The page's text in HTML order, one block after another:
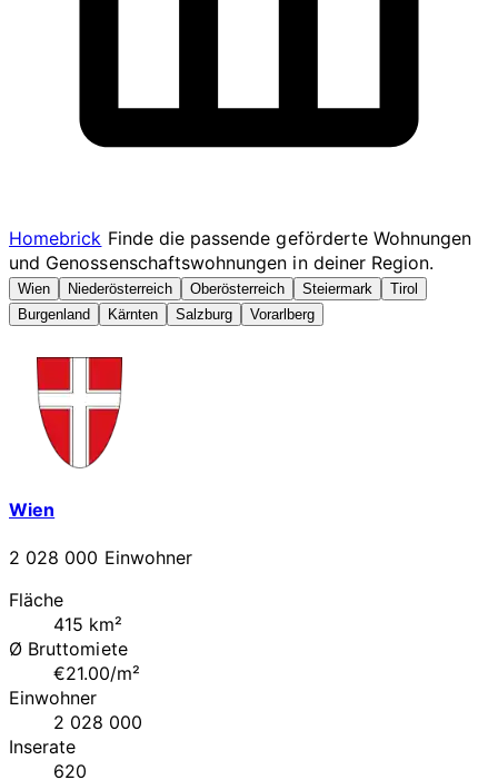
Homebrick Finde die passende geförderte Wohnungen
und Genossenschaftswohnungen in deiner Region.
Wien Niederösterreich Oberösterreich Steiermark
Tirol
Burgenland
Kärnten Salzburg Vorarlberg
Wien
2 028 000 Einwohner
Fläche
415 km²
Ø Bruttomiete
€21.00/m²
Einwohner
2 028 000
Inserate
620